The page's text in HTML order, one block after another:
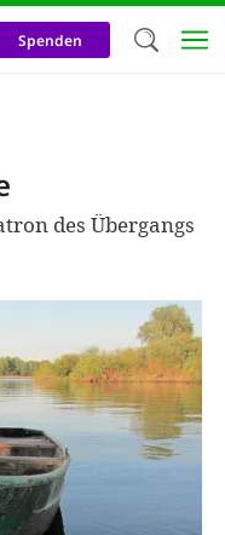
Spenden
des Übergangs
Neben
nutzen
Cookies zu
helfen